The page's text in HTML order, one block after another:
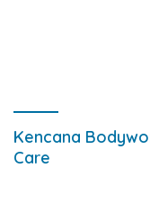
Kencana
Care